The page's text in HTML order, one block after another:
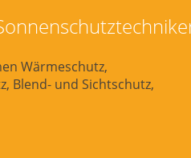
Wärmeschutz,
Blend- und Sichtschutz,